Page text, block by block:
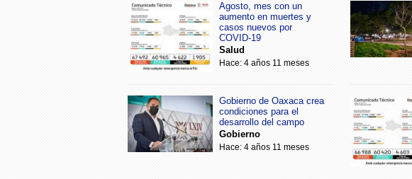
Agosto, mes con un
aumento en muertes y
casos nuevos por
COVID-19
Salud
Hace: 4 años 11 meses
Gobierno de Oaxaca crea
condiciones para el
desarrollo del campo
Gobierno
Hace: 4 años 11 meses